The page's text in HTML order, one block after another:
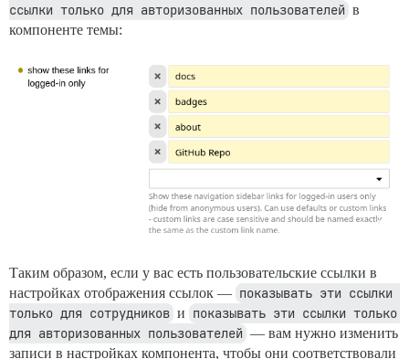
ссылки только для авторизованных пользователей в
компоненте темы:
Таким образом, если у вас есть пользовательские ссылки в
настройках отображения ссылок — показывать эти ссылки
только для сотрудников и показывать эти ссылки только
для авторизованных пользователей — вам нужно изменить
записи в настройках компонента, чтобы они соответствовали